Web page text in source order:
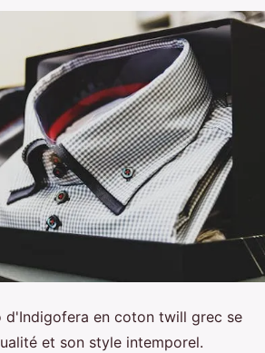
d'Indigofera en coton twill grec se
et son style intemporel.